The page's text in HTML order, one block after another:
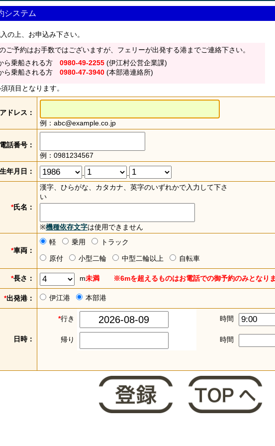
システム
の上、お申込み下さい。
ご予約はお手数ではございますが、フェリーが出発する港までご連絡下さい。
ら乗船される方 0980-49-2255 (伊江村公営企業課)
ら乗船される方 0980-47-3940 (本部港連絡所)
項目となります。
ドレス：
例：abc@example.co.jp
電話番号：
例：0981234567
生年月日： - -
*氏名：
漢字、ひらがな、カタカナ、英字のいずれかで入力して下さ
い
※機種依存文字は使用できません
*車両：
軽 乗用 トラック
原付 小型二輪 中型二輪以上 自転車
*長さ： m未満 ※6mを超えるものはお電話での御予約のみとなりま
*出発港： 伊江港 本部港
日時：
*行き 時間
帰り 時間